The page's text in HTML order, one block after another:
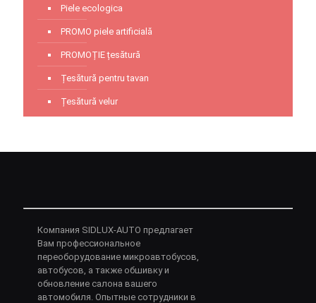
Piele ecologica
PROMO piele artificială
PROMOȚIE țesătură
Țesătură pentru tavan
Țesătură velur
Компания SIDLUX-AUTO предлагает
Вам профессиональное
переоборудование микроавтобусов,
автобусов, а также обшивку и
обновление салона вашего
автомобиля. Опытные сотрудники в